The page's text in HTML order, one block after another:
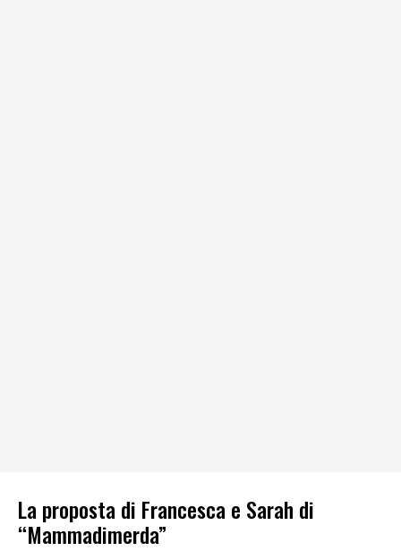
La proposta di Francesca e Sarah di
“Mammadimerda”